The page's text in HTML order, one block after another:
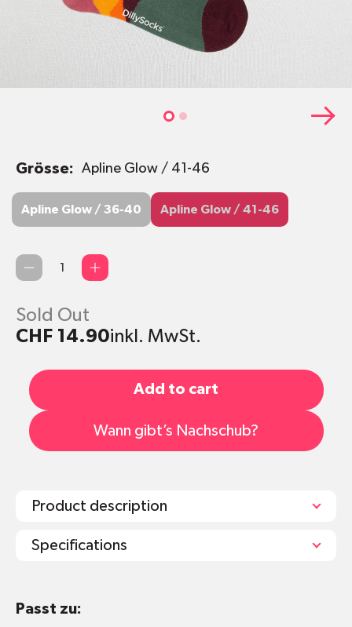
Grösse: Apline Glow / 41-46
Apline Glow / 36-40
Apline Glow / 36-40 Apline Glow / 41-46
Apline Glow / 41-46
Qty
Sold Out
CHF 14.90inkl. MwSt.
Add to cart
Wann gibt’s Nachschub?
Product description
Specifications
Verwendung von Bleichmittel oder Bügeln
Passt zu: